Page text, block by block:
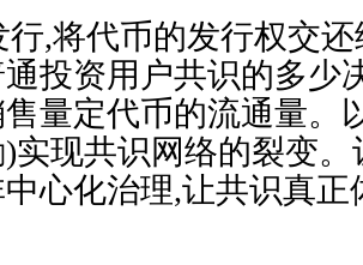
行,将代币的发行权交
投资用户共识的多少
量定代币的流通量。
实现共识网络的裂变
心化治理,让共识真